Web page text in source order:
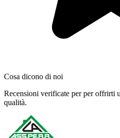
Cosa dicono di noi
Recensioni verificate per per offrirti
qualità.